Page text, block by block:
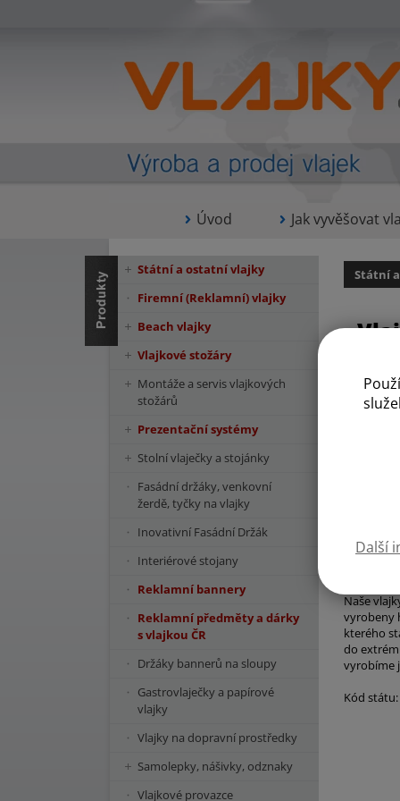
Další
Úvod Jak vyvěšovat
Státní
Naše
vyrobeny
kterého
do
vyrobíme
Kód státu:
Státní a ostatní vlajky
Firemní (Reklamní) vlajky
Beach vlajky
Vlajkové stožáry
Montáže a servis vlajkových
stožárů
Prezentační systémy
Stolní vlaječky a stojánky
Fasádní držáky, venkovní
žerdě, tyčky na vlajky
Inovativní Fasádní Držák
Interiérové stojany
Reklamní bannery
Reklamní předměty a dárky
s vlajkou ČR
Držáky bannerů na sloupy
Gastrovlaječky a papírové
vlajky
Vlajky na dopravní prostředky
Samolepky, nášivky, odznaky
Vlajkové provazce